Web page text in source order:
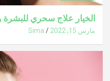
الخيار علاج سحري للبشرة
مارس 15, 2022 Sima